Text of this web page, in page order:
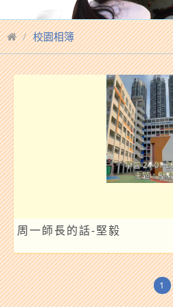
校園相簿
周一師長的話-堅毅
1